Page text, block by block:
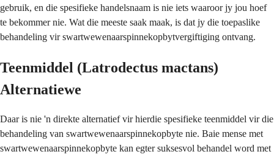
gebruik, en die spesifieke handelsnaam is nie iets waaroor jy jou hoef
te bekommer nie. Wat die meeste saak maak, is dat jy die toepaslike
behandeling vir swartwewenaarspinnekopbytvergiftiging ontvang.
Teenmiddel (Latrodectus mactans)
Alternatiewe
Daar is nie 'n direkte alternatief vir hierdie spesifieke teenmiddel vir die
behandeling van swartwewenaarspinnekopbyte nie. Baie mense met
swartwewenaarspinnekopbyte kan egter suksesvol behandel word met